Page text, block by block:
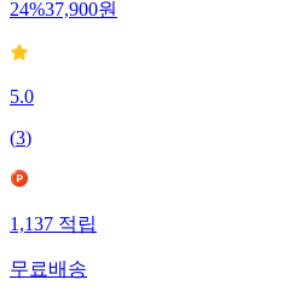
24%37,900원
5.0
(3)
1,137적립
무료배송